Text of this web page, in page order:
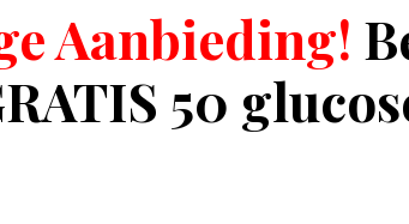
Aanbieding!
50